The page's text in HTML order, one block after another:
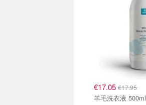
€17.05 €17.95
羊毛洗衣液 500ml